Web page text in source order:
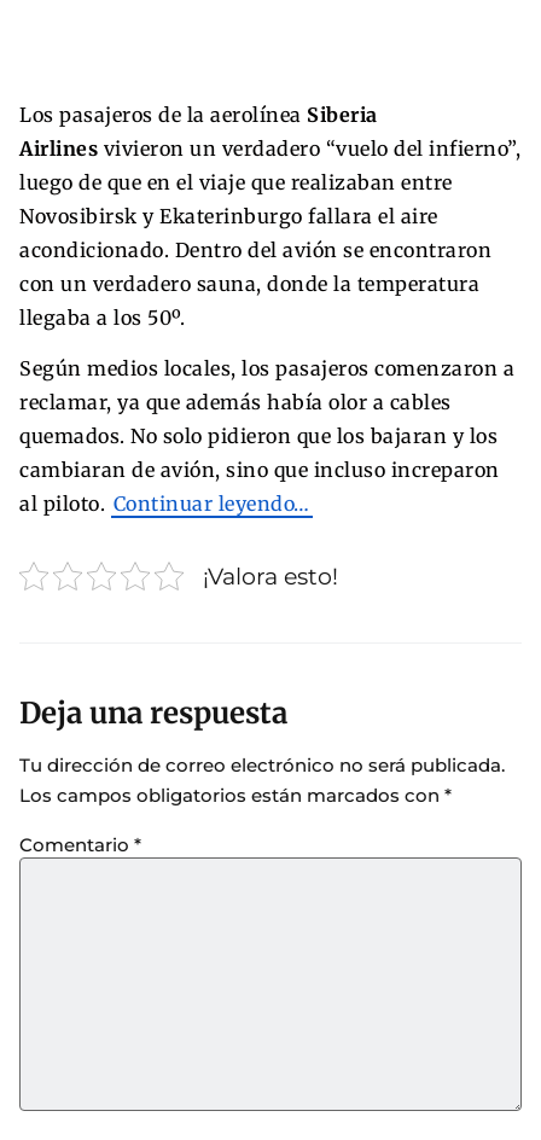
Los pasajeros de la aerolínea Siberia
Airlines vivieron un verdadero “vuelo del infierno”,
luego de que en el viaje que realizaban entre
Novosibirsk y Ekaterinburgo fallara el aire
acondicionado. Dentro del avión se encontraron
con un verdadero sauna, donde la temperatura
llegaba a los 50º.
Según medios locales, los pasajeros comenzaron a
reclamar, ya que además había olor a cables
quemados. No solo pidieron que los bajaran y los
cambiaran de avión, sino que incluso increparon
al piloto. Continuar leyendo…
¡Valora esto!
Deja una respuesta
Tu dirección de correo electrónico no será publicada.
Los campos obligatorios están marcados con *
Comentario *